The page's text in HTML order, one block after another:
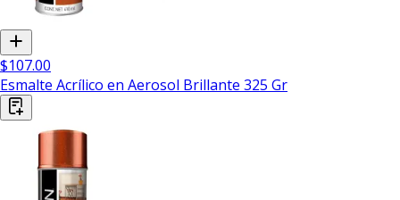
$107.00
Esmalte Acrílico en Aerosol Brillante 325 Gr